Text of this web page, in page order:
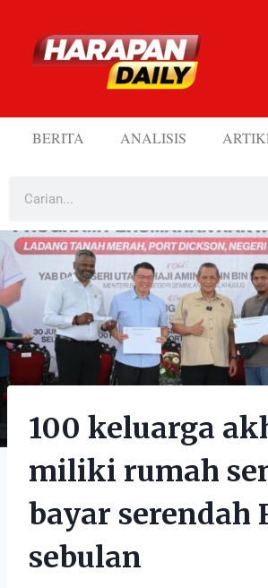
BERITA ANALISIS
100 keluarga
miliki rumah
bayar serendah
sebulan